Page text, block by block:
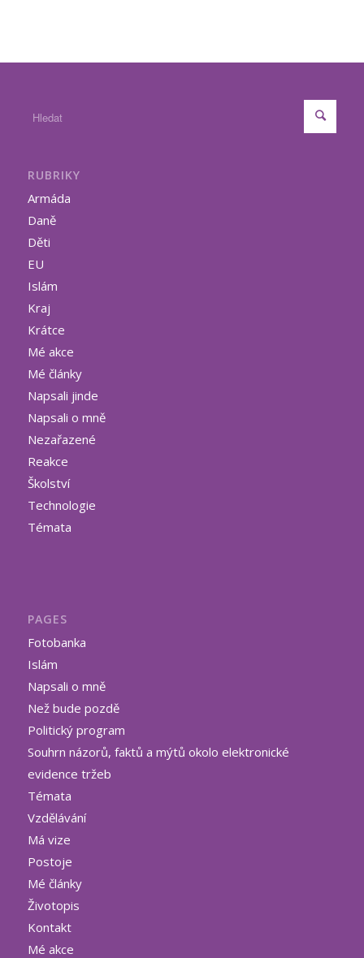
RUBRIKY
Armáda
Daně
Děti
EU
Islám
Kraj
Krátce
Mé akce
Mé články
Napsali jinde
Napsali o mně
Nezařazené
Reakce
Školství
Technologie
Témata
PAGES
Fotobanka
Islám
Napsali o mně
Než bude pozdě
Politický program
Souhrn názorů, faktů a mýtů okolo elektronické
evidence tržeb
Témata
Vzdělávání
Má vize
Postoje
Mé články
Životopis
Kontakt
Mé akce